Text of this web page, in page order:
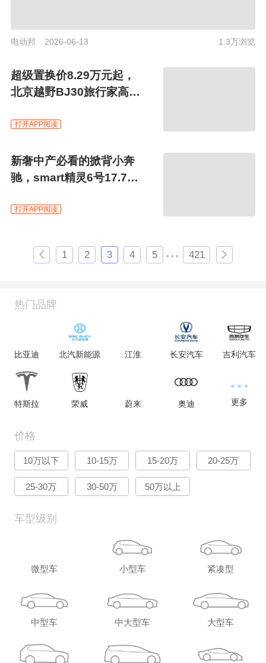
电动邦 2026-06-13 1.3万浏览
超级置换价8.29万元起，
北京越野BJ30旅行家高光
打开APP阅读
新奢中产必看的掀背小奔
驰，smart精灵6号17.79
打开APP阅读
 1 2 3 4 5 ... 421 
热门品牌
比亚迪 北汽新能源 江淮 长安汽车 吉利汽车
特斯拉 荣威 蔚来 奥迪 更多
价格
10万以下 10-15万 15-20万 20-25万
25-30万 30-50万 50万以上
车型级别
微型车 小型车 紧凑型
中型车 中大型车 大型车